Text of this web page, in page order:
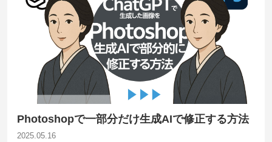
Photoshopで一部分だけ生成AIで修正する方法
2025.05.16